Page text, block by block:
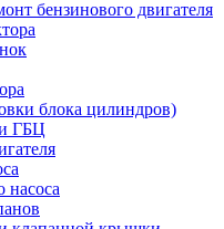
бензинового двигателя
блока цилиндров)
ГБЦ
насоса